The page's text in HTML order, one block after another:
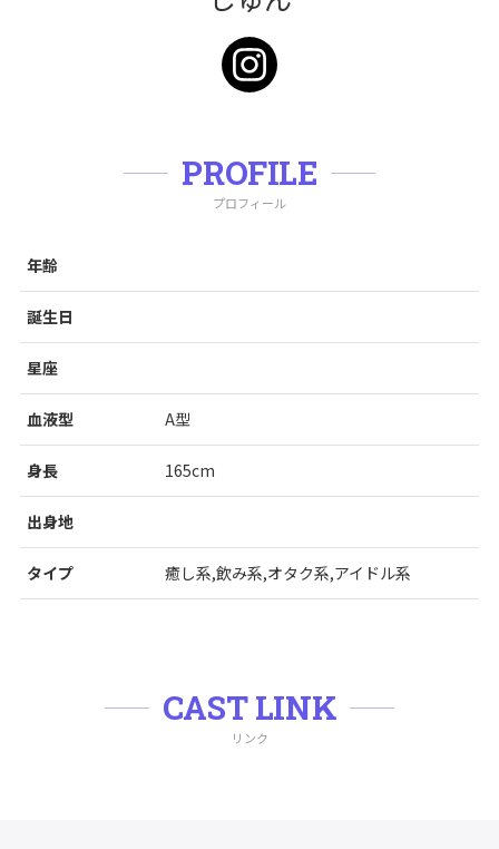
PROFILE
プロフィール
年齢
誕生日
星座
血液型 A型
身長 165cm
出身地
タイプ 癒し系,飲み系,オタク系,アイドル系
CAST LINK
リンク